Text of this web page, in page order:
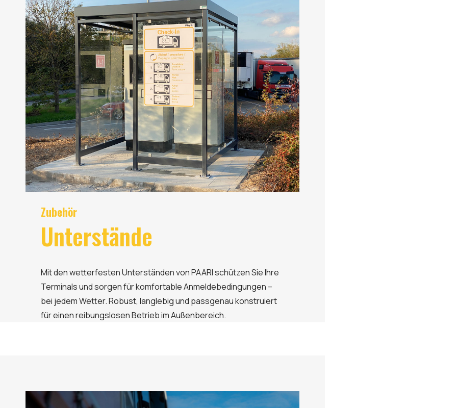
Zubehör
Unterstände
Mit den wetterfesten Unterständen von PAARI schützen Sie Ihre
Terminals und sorgen für komfortable Anmeldebedingungen –
bei jedem Wetter. Robust, langlebig und passgenau konstruiert
für einen reibungslosen Betrieb im Außenbereich.